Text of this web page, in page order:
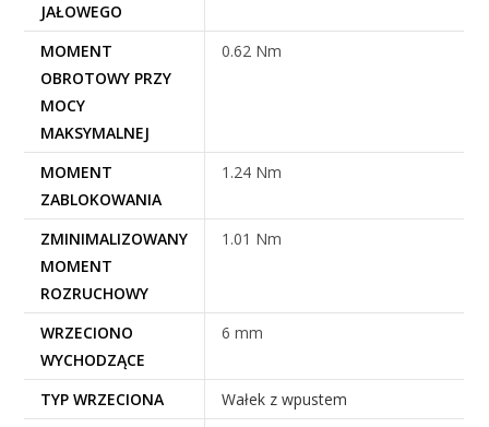
JAŁOWEGO
MOMENT
OBROTOWY PRZY
MOCY
MAKSYMALNEJ
0.62 Nm
MOMENT
ZABLOKOWANIA
1.24 Nm
ZMINIMALIZOWANY
MOMENT
ROZRUCHOWY
1.01 Nm
WRZECIONO
WYCHODZĄCE
6 mm
TYP WRZECIONA
Wałek z wpustem